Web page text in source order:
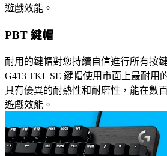
遊戲效能。
PBT 鍵帽
耐用的鍵帽對您持續自信進行所有按
G413 TKL SE 鍵帽使用市面上最耐用
具有優異的耐熱性和耐磨性，能在數
遊戲效能。